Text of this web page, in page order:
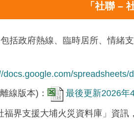
「社聯 –
括政府熱線、臨時居所、情緒
docs.google.com/
線版本)：
最後更新2026年
界支援大埔火災資料庫」資訊